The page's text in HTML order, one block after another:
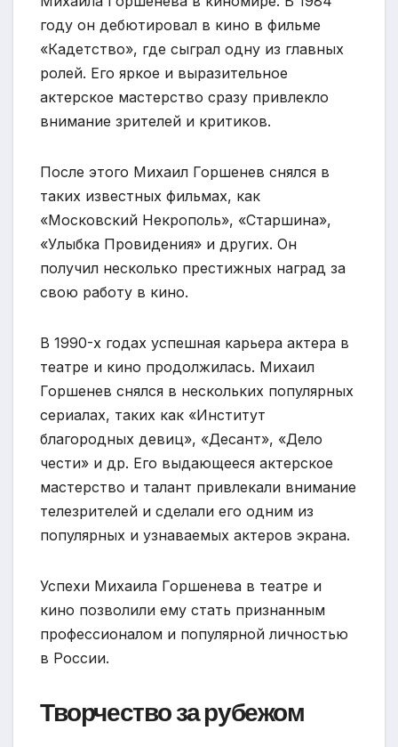
году он дебютировал в кино в фильме
«Кадетство», где сыграл одну из главных
ролей. Его яркое и выразительное
актерское мастерство сразу привлекло
внимание зрителей и критиков.
После этого Михаил Горшенев снялся в
таких известных фильмах, как
«Московский Некрополь», «Старшина»,
«Улыбка Провидения» и других. Он
получил несколько престижных наград за
свою работу в кино.
В 1990-х годах успешная карьера актера в
театре и кино продолжилась. Михаил
Горшенев снялся в нескольких популярных
сериалах, таких как «Институт
благородных девиц», «Десант», «Дело
чести» и др. Его выдающееся актерское
мастерство и талант привлекали внимание
телезрителей и сделали его одним из
популярных и узнаваемых актеров экрана.
Успехи Михаила Горшенева в театре и
кино позволили ему стать признанным
профессионалом и популярной личностью
в России.
Творчество за рубежом